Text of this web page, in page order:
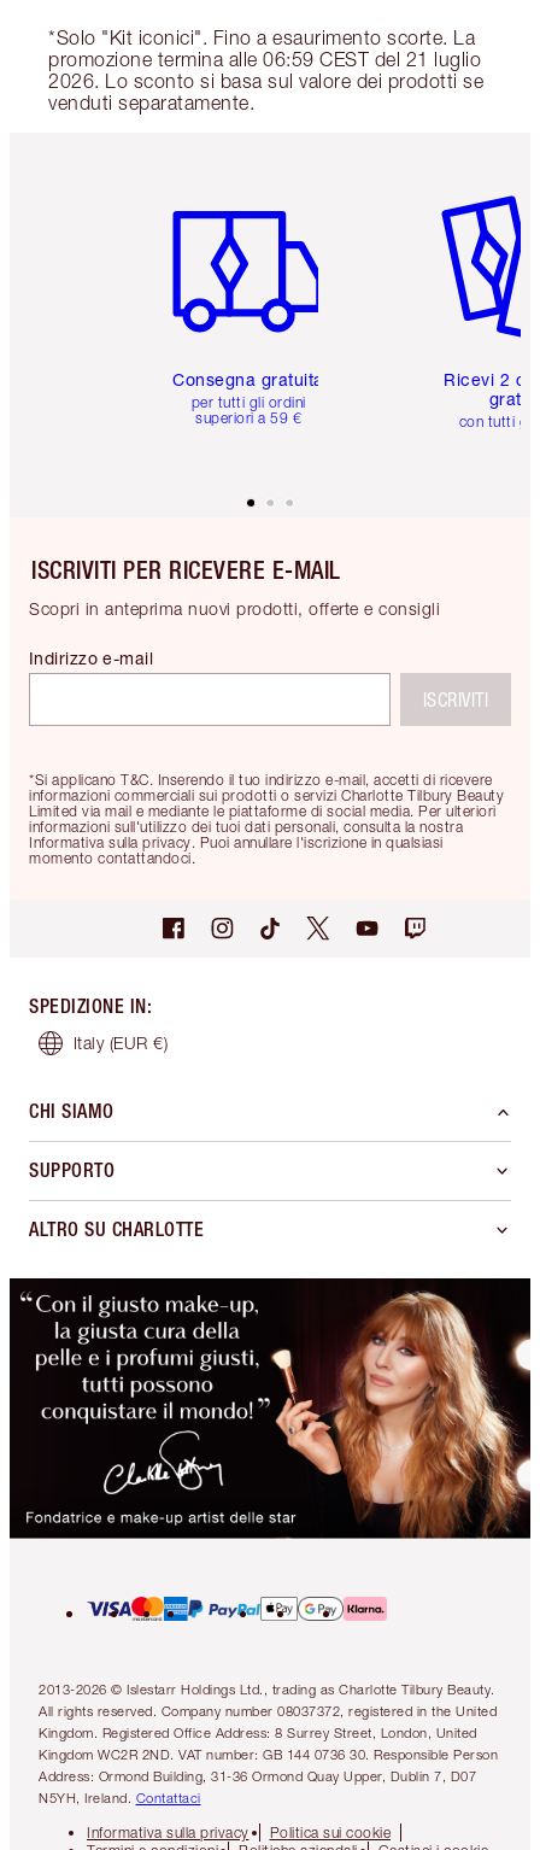
*Solo "Kit iconici". Fino a esaurimento scorte. La
promozione termina alle 06:59 CEST del 21 luglio
2026. Lo sconto si basa sul valore dei prodotti se
venduti separatamente.
Consegna gratuita
per tutti gli ordini
superiori a 59 €
Ricevi 2
con tutti gli
ISCRIVITI PER RICEVERE E-MAIL
Scopri in anteprima nuovi prodotti, offerte e consigli
*Si applicano T&C. Inserendo il tuo indirizzo e-mail, accetti di ricevere
informazioni commerciali sui prodotti o servizi Charlotte Tilbury Beauty
Limited via mail e mediante le piattaforme di social media. Per ulteriori
informazioni sull'utilizzo dei tuoi dati personali, consulta la nostra
Informativa sulla privacy. Puoi annullare l'iscrizione in qualsiasi
momento contattandoci.
Indirizzo e-mail
ISCRIVITI
SPEDIZIONE IN:
Italy (EUR €)
CHI SIAMO
SUPPORTO
ALTRO SU CHARLOTTE
2013-2026 © Islestarr Holdings Ltd., trading as Charlotte Tilbury Beauty.
All rights reserved. Company number 08037372, registered in the United
Kingdom. Registered Office Address: 8 Surrey Street, London, United
Kingdom WC2R 2ND. VAT number: GB 144 0736 30. Responsible Person
Address: Ormond Building, 31-36 Ormond Quay Upper, Dublin 7, D07
N5YH, Ireland. Contattaci
Informativa sulla privacy
Politica sui cookie